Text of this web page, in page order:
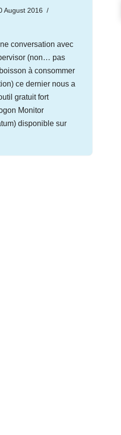
August 2016
conversation avec
(non… pas
à consommer
ce dernier nous a
gratuit fort
Monitor
disponible sur